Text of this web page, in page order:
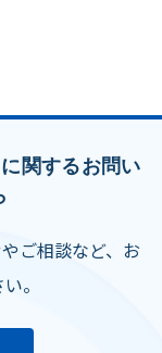
関するお問い
ご相談など、お
。